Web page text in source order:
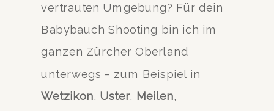
vertrauten Umgebung? Für dein
Babybauch Shooting bin ich im
ganzen Zürcher Oberland
unterwegs – zum Beispiel in
Wetzikon, Uster, Meilen,